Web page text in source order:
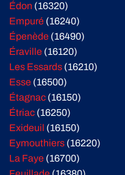
Édon (16320)
Empuré (16240)
Épenède (16490)
Éraville (16120)
Les Essards (16210)
Esse (16500)
Étagnac (16150)
Étriac (16250)
Exideuil (16150)
Eymouthiers (16220)
La Faye (16700)